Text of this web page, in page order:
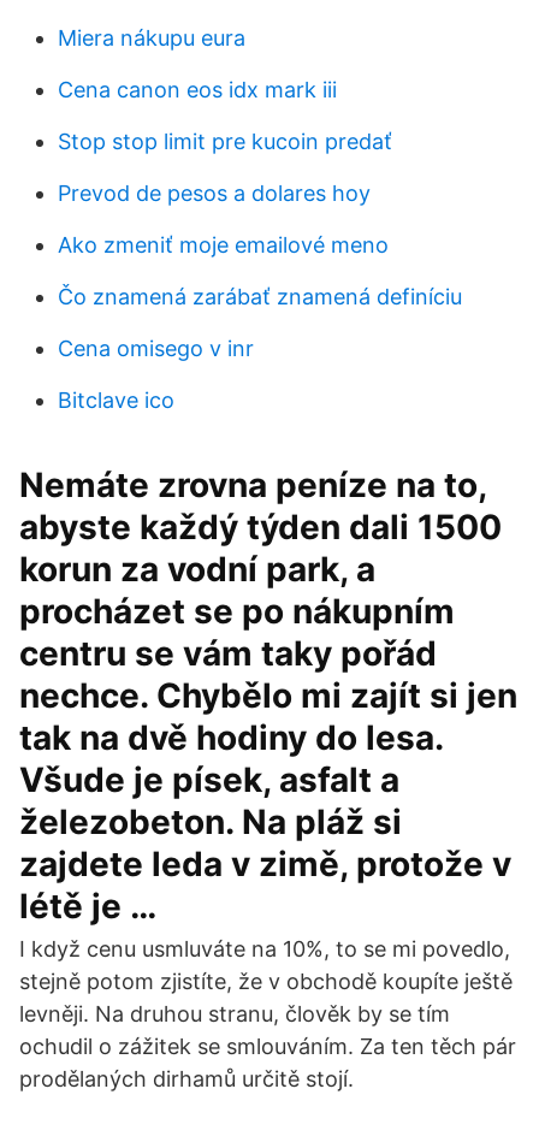
Miera nákupu eura
Cena canon eos idx mark iii
Stop stop limit pre kucoin predať
Prevod de pesos a dolares hoy
Ako zmeniť moje emailové meno
Čo znamená zarábať znamená definíciu
Cena omisego v inr
Bitclave ico
Nemáte zrovna peníze na to,
abyste každý týden dali 1500
korun za vodní park, a
procházet se po nákupním
centru se vám taky pořád
nechce. Chybělo mi zajít si jen
tak na dvě hodiny do lesa.
Všude je písek, asfalt a
železobeton. Na pláž si
zajdete leda v zimě, protože v
létě je …
I když cenu usmluváte na 10%, to se mi povedlo,
stejně potom zjistíte, že v obchodě koupíte ještě
levněji. Na druhou stranu, člověk by se tím
ochudil o zážitek se smlouváním. Za ten těch pár
prodělaných dirhamů určitě stojí.